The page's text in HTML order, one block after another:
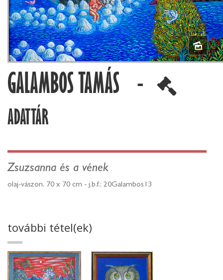
GALAMBOS TAMÁS -
ADATTÁR
Zsuzsanna és a vének
olaj-vászon, 70 x 70 cm - j.b.f.: 20Galambos13
további tétel(ek)